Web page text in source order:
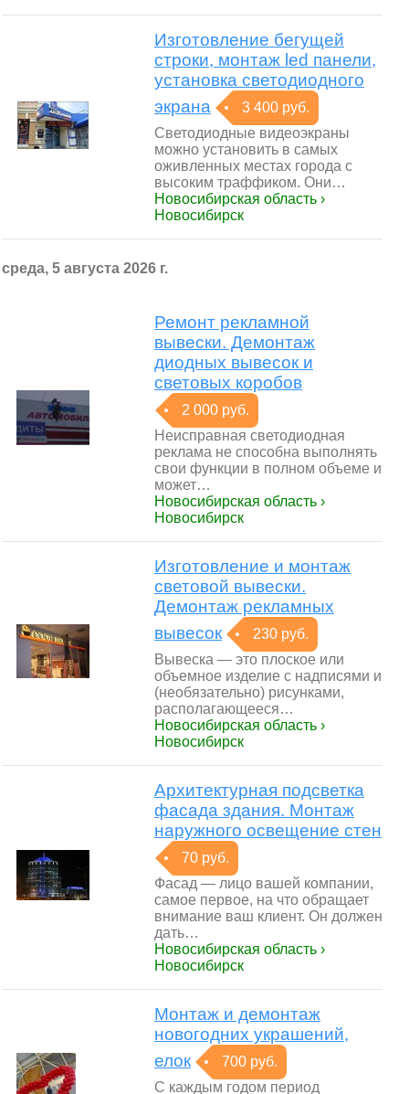
Изготовление бегущей
строки, монтаж led панели,
установка светодиодного
экрана
3 400 руб.
Светодиодные видеоэкраны
можно установить в самых
оживленных местах города с
высоким траффиком. Они…
Новосибирская область ›
Новосибирск
среда, 5 августа 2026 г.
Ремонт рекламной
вывески. Демонтаж
диодных вывесок и
световых коробов
2 000 руб.
Неисправная светодиодная
реклама не способна выполнять
свои функции в полном объеме и
может…
Новосибирская область ›
Новосибирск
Изготовление и монтаж
световой вывески.
Демонтаж рекламных
вывесок
230 руб.
Вывеска — это плоское или
объемное изделие с надписями и
(необязательно) рисунками,
располагающееся…
Новосибирская область ›
Новосибирск
Архитектурная подсветка
фасада здания. Монтаж
наружного освещение стен
70 руб.
Фасад — лицо вашей компании,
самое первое, на что обращает
внимание ваш клиент. Он должен
дать…
Новосибирская область ›
Новосибирск
Монтаж и демонтаж
новогодних украшений,
елок
700 руб.
С каждым годом период